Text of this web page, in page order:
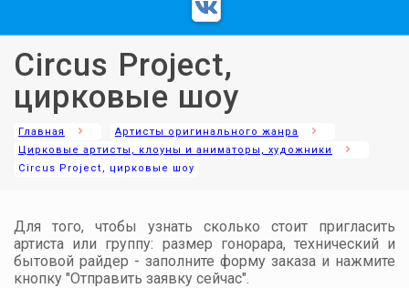
Circus Project,
цирковые шоу
Главная
Артисты оригинального жанра
Цирковые артисты, клоуны и аниматоры, художники
Circus Project, цирковые шоу
Для того, чтобы узнать сколько стоит пригласить
артиста или группу: размер гонорара, технический и
бытовой райдер - заполните форму заказа и нажмите
кнопку "Отправить заявку сейчас".